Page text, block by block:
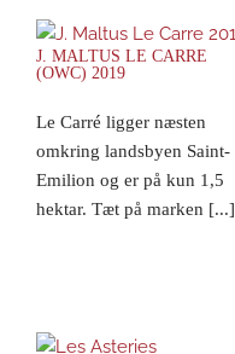
J. MALTUS LE CARRE
(OWC) 2019
Le Carré ligger næsten
omkring landsbyen Saint-
Emilion og er på kun 1,5
hektar. Tæt på marken [...]